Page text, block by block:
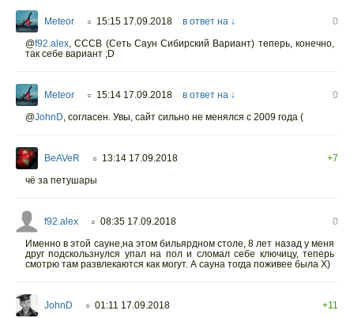
Meteor ○ 15:15 17.09.2018 в ответ на ↓
0
@f92.alex, СССВ (Сеть Cаун Сибирский Вариант) теперь, конечно,
так себе вариант ;D
Meteor ○ 15:14 17.09.2018 в ответ на ↓
0
@JohnD, согласен. Увы, сайт сильно не менялся с 2009 года (
BeAVeR ○ 13:14 17.09.2018
+7
чё за петушары
f92.alex ○ 08:35 17.09.2018
0
Именно в этой сауне,на этом бильярдном столе, 8 лет назад у меня
друг подскользнулся упал на пол и сломал себе ключицу, теперь
смотрю там развлекаются как могут. А сауна тогда поживее была Х)
JohnD ○ 01:11 17.09.2018
+11